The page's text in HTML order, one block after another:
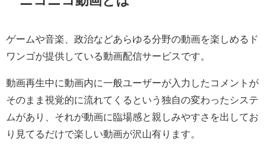
ゲームや音楽、政治などあらゆる分野の動画を楽しめるド
ワンゴが提供している動画配信サービスです。
動画再生中に動画内に一般ユーザーが入力したコメントが
そのまま視覚的に流れてくるという独自の変わったシステ
ムがあり、それが動画に臨場感と親しみやすさを出してお
り見てるだけで楽しい動画が沢山有ります。